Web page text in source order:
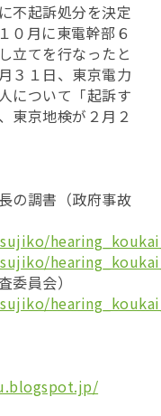
不起訴処分を決定
０月に東電幹部６
立てを行なったと
３１日、東京電力
について「起訴す
東京地検が２月２
の調書（政府事故
委員会）